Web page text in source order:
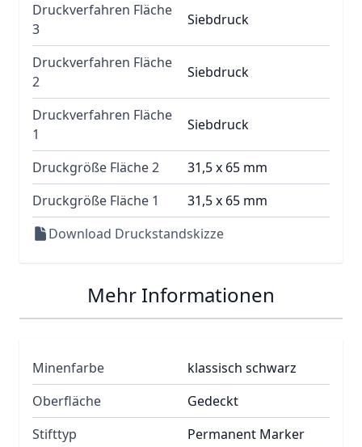
Druckverfahren Fläche
3
Siebdruck
Druckverfahren Fläche
2
Siebdruck
Druckverfahren Fläche
1
Siebdruck
Druckgröße Fläche 2
31,5 x 65 mm
Druckgröße Fläche 1
31,5 x 65 mm
Download Druckstandskizze
Mehr Informationen
Minenfarbe
klassisch schwarz
Oberfläche
Gedeckt
Stifttyp
Permanent Marker